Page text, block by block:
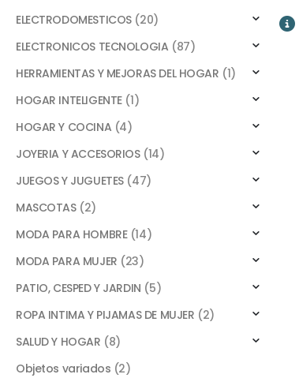
ELECTRODOMESTICOS (20)
ELECTRONICOS TECNOLOGIA (87)
HERRAMIENTAS Y MEJORAS DEL HOGAR (1)
HOGAR INTELIGENTE (1)
HOGAR Y COCINA (4)
JOYERIA Y ACCESORIOS (14)
JUEGOS Y JUGUETES (47)
MASCOTAS (2)
MODA PARA HOMBRE (14)
MODA PARA MUJER (23)
PATIO, CESPED Y JARDIN (5)
ROPA INTIMA Y PIJAMAS DE MUJER (2)
SALUD Y HOGAR (8)
Objetos variados (2)